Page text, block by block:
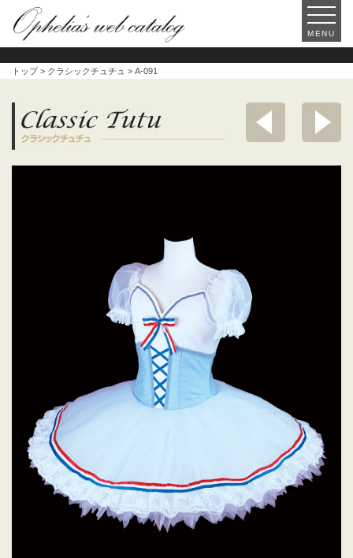
MENU
トップ> クラシックチュチュ > A-091